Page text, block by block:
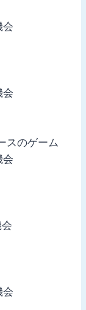
会
会
スのゲーム
会
会